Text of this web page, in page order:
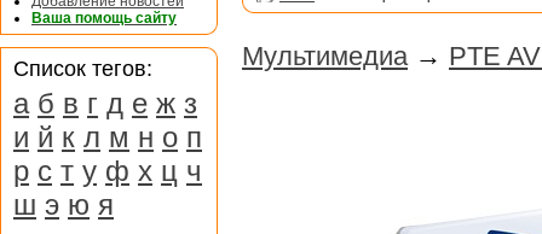
Мультимедиа → PTE
Ваша помощь сайту
Список тегов:
а б в г д е ж з
и й к л м н о п
р с т у ф х ц ч
ш э ю я